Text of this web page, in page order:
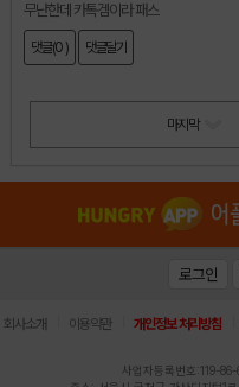
무난한데 카톡겜이라 패스
댓글(0 ) 댓글달기
마지막
로그인
회사소개 이용약관 개인정보 처리방침
사업자등록번호:119-